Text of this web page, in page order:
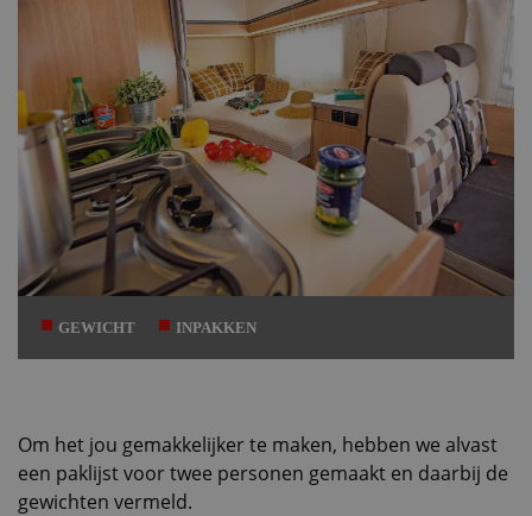
GEWICHT INPAKKEN
Om het jou gemakkelijker te maken, hebben we alvast
een paklijst voor twee personen gemaakt en daarbij de
gewichten vermeld.